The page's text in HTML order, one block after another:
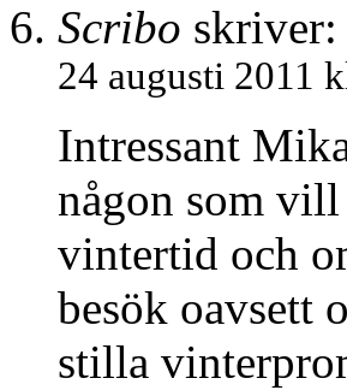
Scribo skriver:
24 augusti 2011
Intressant
någon som vill
vintertid och
besök oavsett
stilla